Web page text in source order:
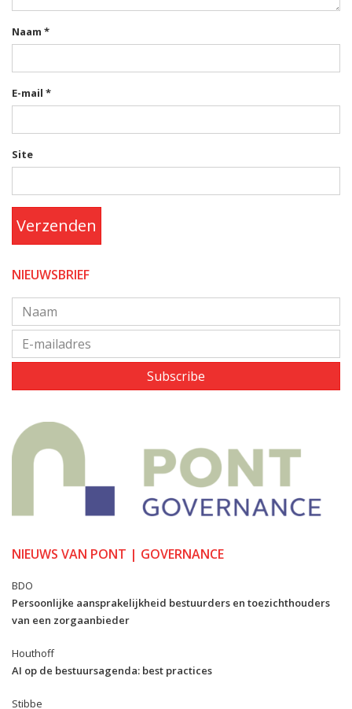
Naam *
E-mail *
Site
Verzenden
NIEUWSBRIEF
Subscribe
NIEUWS VAN PONT | GOVERNANCE
BDO
Persoonlijke aansprakelijkheid bestuurders en toezichthouders
van een zorgaanbieder
Houthoff
AI op de bestuursagenda: best practices
Stibbe